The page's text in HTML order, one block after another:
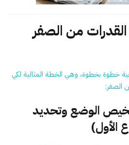
من الصفر
خطوة بخطوة، وهي الخطة المثالية لكي
الصفر:
الوضع وتحديد
الأول)